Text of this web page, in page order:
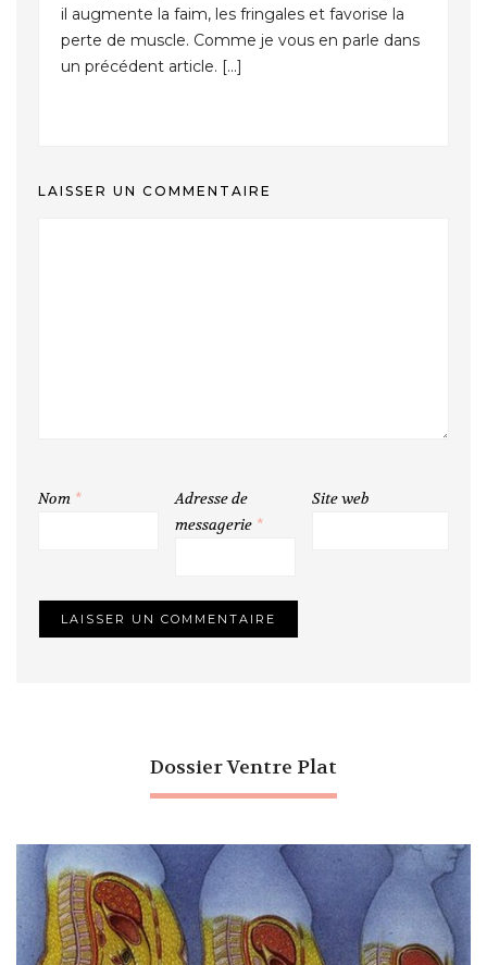
il augmente la faim, les fringales et favorise la
perte de muscle. Comme je vous en parle dans
un précédent article. […]
LAISSER UN COMMENTAIRE
Nom *
Adresse de
messagerie *
Site web
Dossier Ventre Plat